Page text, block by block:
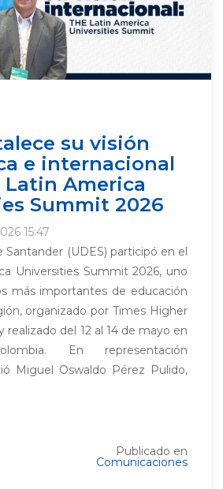
su visión
e internacional
Latin America
Summit 2026
15:47
Santander (UDES) participó en el
Universities Summit 2026, uno
más importantes de educación
organizado por Times Higher
realizado del 12 al 14 de mayo en
En representación
Miguel Oswaldo Pérez Pulido,
Publicado en
Comunicaciones